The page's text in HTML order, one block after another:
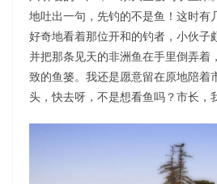
地吐出一句，先钓的不是鱼！这时有
好奇地看着那位开和的钓者，小伙子
并把那条见天的非洲鱼在手里倒弄着
致的鱼篓。我还是愿意留在原地陪着
头，快去呀，不是想看鱼吗？市长，